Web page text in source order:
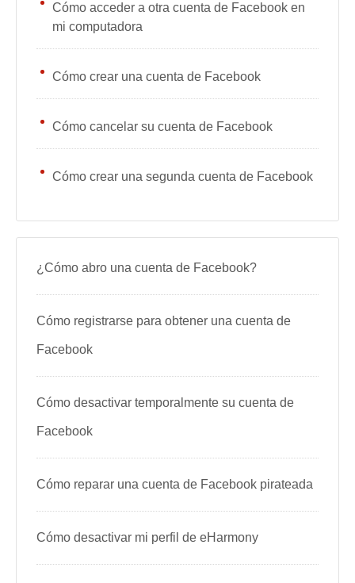
Cómo acceder a otra cuenta de Facebook en
mi computadora
Cómo crear una cuenta de Facebook
Cómo cancelar su cuenta de Facebook
Cómo crear una segunda cuenta de Facebook
¿Cómo abro una cuenta de Facebook?
Cómo registrarse para obtener una cuenta de
Facebook
Cómo desactivar temporalmente su cuenta de
Facebook
Cómo reparar una cuenta de Facebook pirateada
Cómo desactivar mi perfil de eHarmony